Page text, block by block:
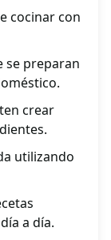
cocinar con
se preparan
crear
utilizando
a día.